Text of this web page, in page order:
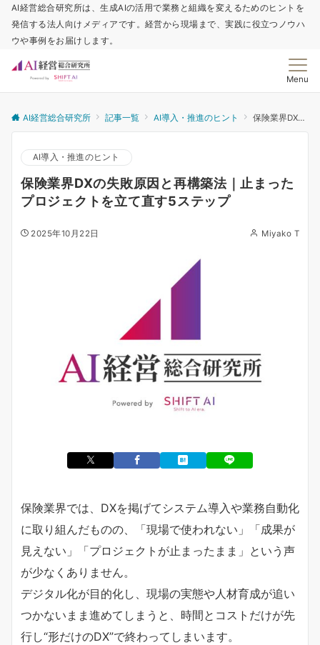
AI経営総合研究所は、生成AIの活用で業務と組織を変えるためのヒントを
発信する法人向けメディアです。経営から現場まで、実践に役立つノウハ
ウや事例をお届けします。
Menu
AI経営総合研究所 記事一覧 AI導入・推進のヒント 保険業界DXの失敗原因と再構築法｜止まったプロジェクトを立て直す5ステップ
AI導入・推進のヒント
保険業界DXの失敗原因と再構築法｜止まった
プロジェクトを立て直す5ステップ
2025年10月22日 Miyako T
保険業界では、DXを掲げてシステム導入や業務自動化
に取り組んだものの、「現場で使われない」「成果が
見えない」「プロジェクトが止まったまま」という声
が少なくありません。
デジタル化が目的化し、現場の実態や人材育成が追い
つかないまま進めてしまうと、時間とコストだけが先
行し“形だけのDX”で終わってしまいます。